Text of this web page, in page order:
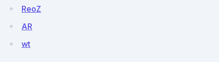
ReoZ
AR
wt